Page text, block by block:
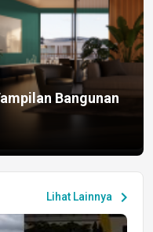
Bangunan
Lihat Lainnya chevron_right